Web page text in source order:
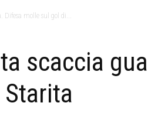
Magazine
Difesa molle sul gol di...
scaccia